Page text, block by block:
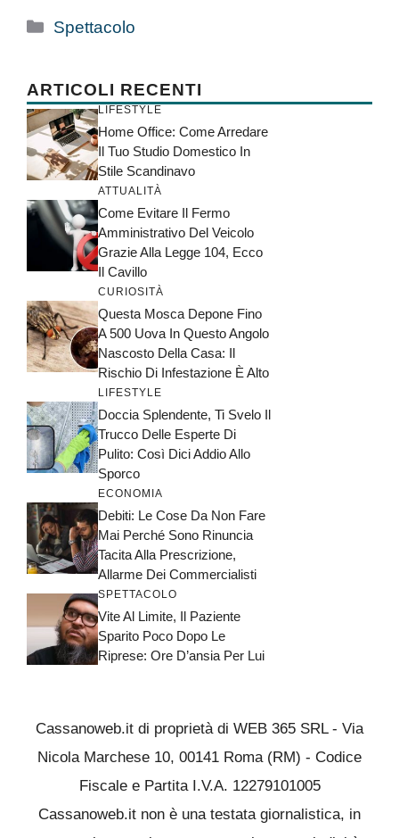
Categorie
Spettacolo
ARTICOLI RECENTI
LIFESTYLE
Home Office: Come Arredare
Il Tuo Studio Domestico In
Stile Scandinavo
ATTUALITÀ
Come Evitare Il Fermo
Amministrativo Del Veicolo
Grazie Alla Legge 104, Ecco
Il Cavillo
CURIOSITÀ
Questa Mosca Depone Fino
A 500 Uova In Questo Angolo
Nascosto Della Casa: Il
Rischio Di Infestazione È Alto
LIFESTYLE
Doccia Splendente, Ti Svelo Il
Trucco Delle Esperte Di
Pulito: Così Dici Addio Allo
Sporco
ECONOMIA
Debiti: Le Cose Da Non Fare
Mai Perché Sono Rinuncia
Tacita Alla Prescrizione,
Allarme Dei Commercialisti
SPETTACOLO
Vite Al Limite, Il Paziente
Sparito Poco Dopo Le
Riprese: Ore D’ansia Per Lui
Cassanoweb.it di proprietà di WEB 365 SRL - Via
Nicola Marchese 10, 00141 Roma (RM) - Codice
Fiscale e Partita I.V.A. 12279101005
Cassanoweb.it non è una testata giornalistica, in